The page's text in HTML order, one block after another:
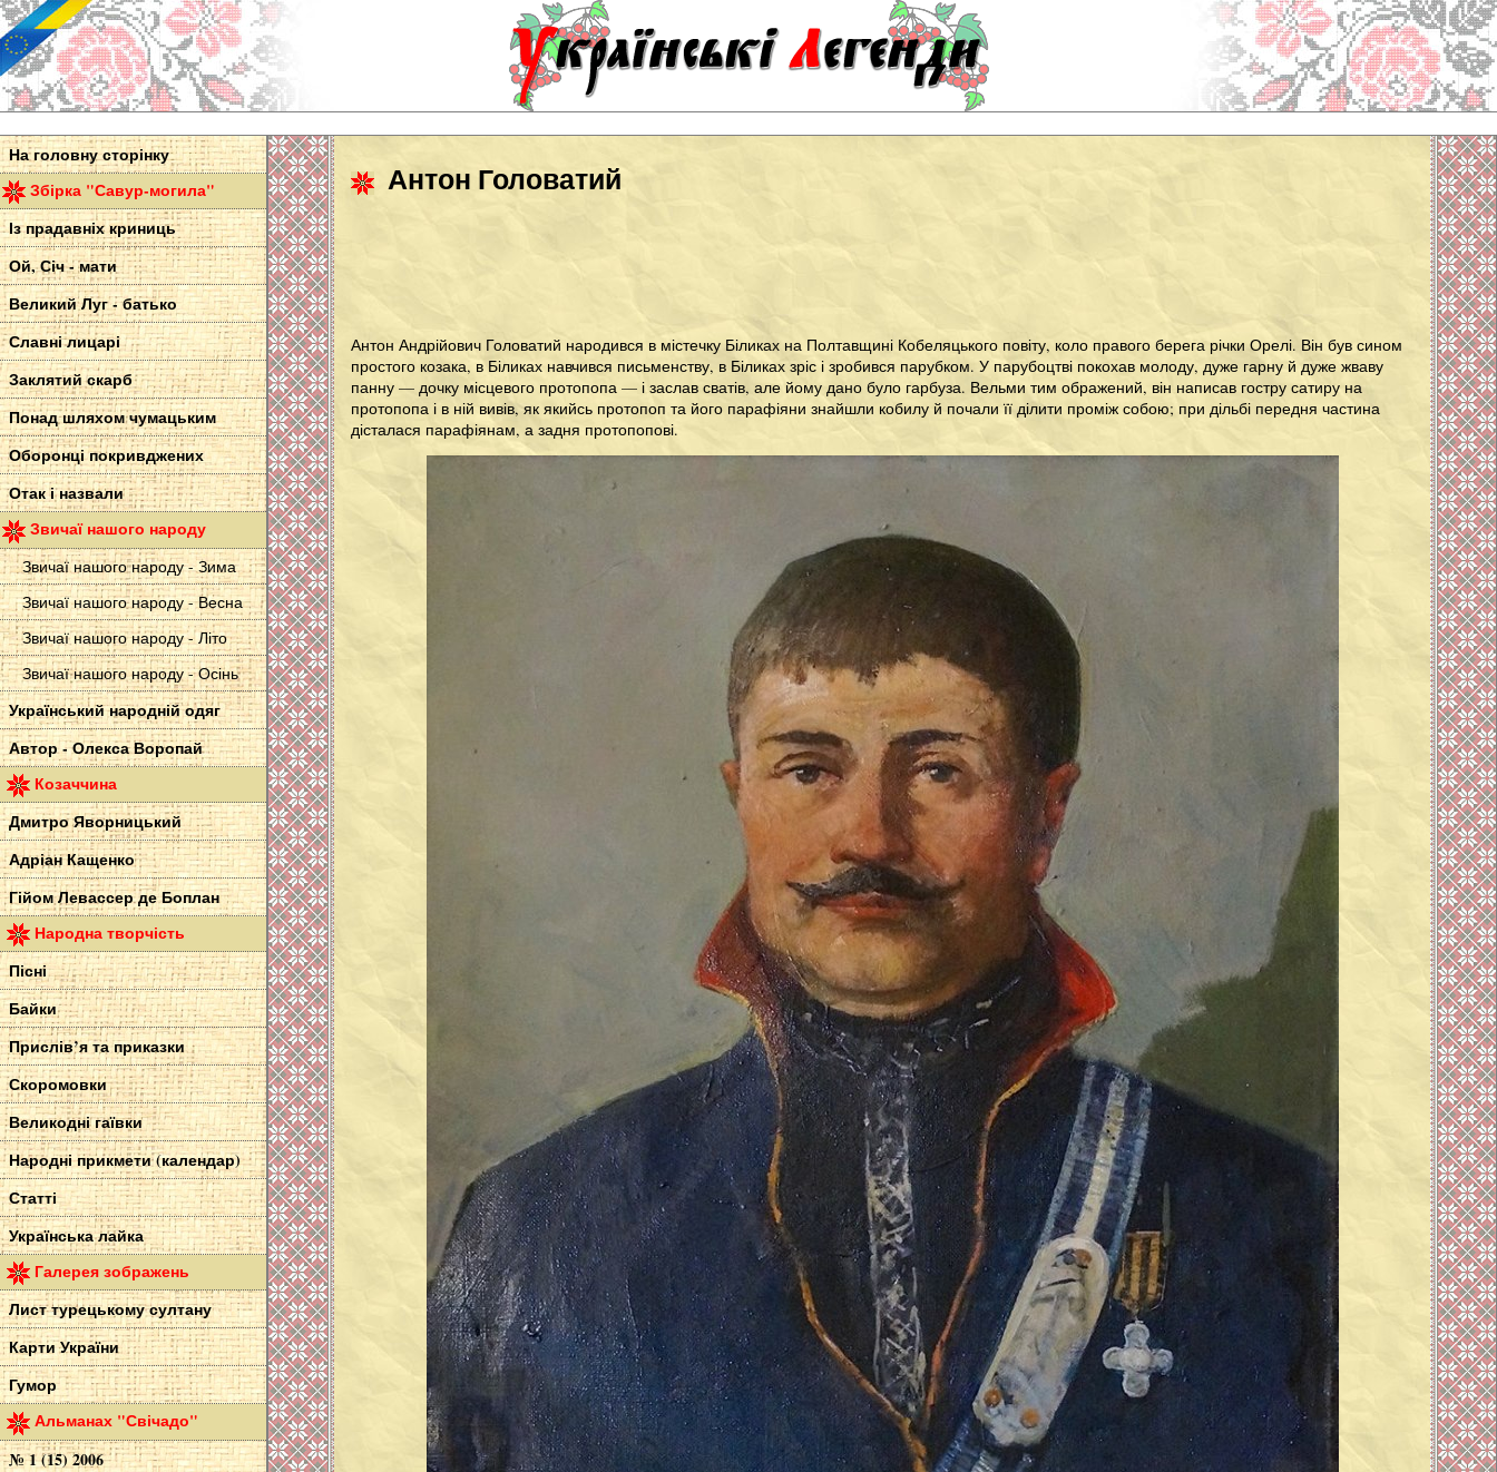
На головну сторінку
Збірка "Савур-могила"
Із прадавніх криниць
Ой, Січ - мати
Великий Луг - батько
Славні лицарі
Заклятий скарб
Понад шляхом чумацьким
Оборонці покривджених
Отак і назвали
Звичаї нашого народу
Звичаї нашого народу - Зима
Звичаї нашого народу - Весна
Звичаї нашого народу - Літо
Звичаї нашого народу - Осінь
Український народній одяг
Автор - Олекса Воропай
Козаччина
Дмитро Яворницький
Адріан Кащенко
Гійом Левассер де Боплан
Народна творчість
Пісні
Байки
Прислів’я та приказки
Скоромовки
Великодні гаївки
Народні прикмети (календар)
Статті
Українська лайка
Галерея зображень
Лист турецькому султану
Карти України
Гумор
Альманах "Свічадо"
№ 1 (15) 2006
Антон Головатий
Антон Андрійович Головатий народився в містечку Біликах на Полтавщині Кобеляцького повіту, коло правого берега річки Орелі. Він був сином
простого козака, в Біликах навчився письменству, в Біликах зріс і зробився парубком. У парубоцтві покохав молоду, дуже гарну й дуже жваву
панну — дочку місцевого протопопа — і заслав сватів, але йому дано було гарбуза. Вельми тим ображений, він написав гостру сатиру на
протопопа і в ній вивів, як якийсь протопоп та його парафіяни знайшли кобилу й почали її ділити проміж собою; при дільбі передня частина
дісталася парафіянам, а задня протопопові.